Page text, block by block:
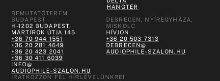
HANGTÉR
BEMUTATÓTEREM
BUDAPEST
H-1202 BUDAPEST,
MÁRTÍROK ÚTJA 145
+36 70 944 1551
+36 20 281 4649
+36 20 423 2041
+36 30 411 6039
INFO@
AUDIOPHILE-SZALON.HU
DEBRECEN, NYÍREGYHÁZA,
MISKOLC
HÍVJON
+36 20 503 7313
DEBRECEN@
AUDIOPHILE-SZALON.HU
IRATKOZZON FEL HÍRLEVELÜNKRE!